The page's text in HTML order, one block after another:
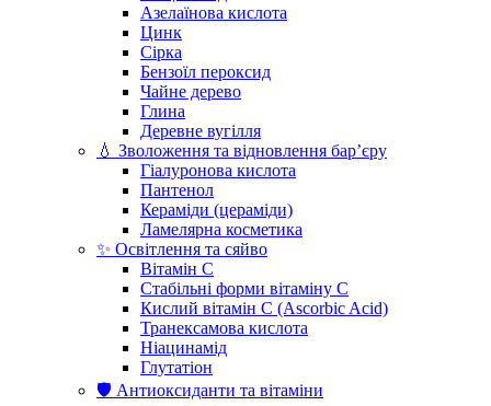
Азелаїнова кислота
Цинк
Сірка
Бензоїл пероксид
Чайне дерево
Глина
Деревне вугілля
💧 Зволоження та відновлення бар’єру
Гіалуронова кислота
Пантенол
Кераміди (цераміди)
Ламелярна косметика
✨ Освітлення та сяйво
Вітамін С
Стабільні форми вітаміну С
Кислий вітамін С (Ascorbic Acid)
Транексамова кислота
Ніацинамід
Глутатіон
🛡️ Антиоксиданти та вітаміни